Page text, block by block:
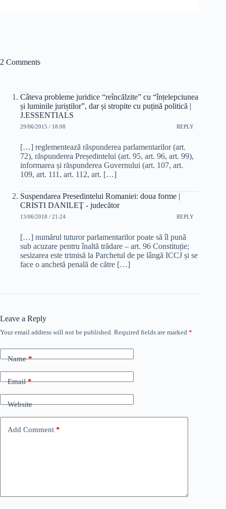
2 Comments
Câteva probleme juridice “reîncălzite” cu “înțelepciunea
și luminile juriștilor”, dar și stropite cu puțină politică |
J.ESSENTIALS
29/06/2015 / 18:08 REPLY
[…] reglementează răspunderea parlamentarilor (art.
72), răspunderea Președintelui (art. 95, art. 96, art. 99),
informarea și răspunderea Guvernului (art. 107, art.
109, art. 111, art. 112, art. […]
Suspendarea Presedintelui Romaniei: doua forme |
CRISTI DANILEŢ - judecător
13/06/2018 / 21:24 REPLY
[…] numărul tuturor parlamentarilor poate să îl pună
sub acuzare pentru înaltă trădare – art. 96 Constituție;
sesizarea este trimisă la Parchetul de pe lângă ICCJ și se
face o anchetă penală de către […]
Leave a Reply
Your email address will not be published. Required fields are marked *
Name*
Email*
Website
Add Comment *